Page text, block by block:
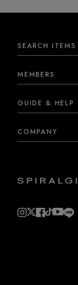
SEARCH ITEMS
MEMBERS
GUIDE & HELP
COMPANY